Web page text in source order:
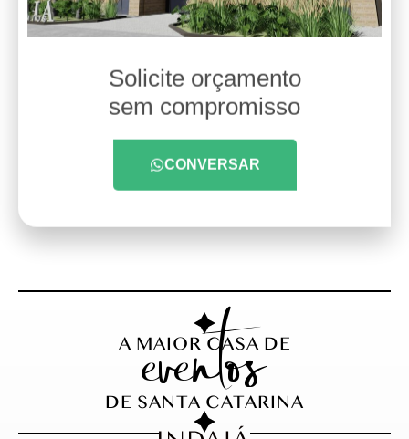
Solicite orçamento
sem compromisso
CONVERSAR
A MAIOR CASA DE
eventos
DE SANTA CATARINA